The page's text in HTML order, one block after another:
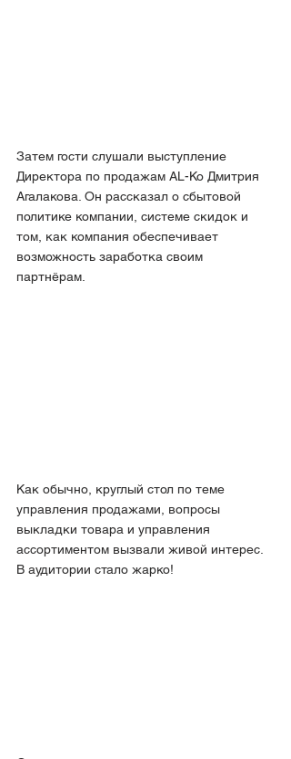
Затем гости слушали выступление
Директора по продажам AL-Ko Дмитрия
Агалакова. Он рассказал о сбытовой
политике компании, системе скидок и
том, как компания обеспечивает
возможность заработка своим
партнёрам.
Как обычно, круглый стол по теме
управления продажами, вопросы
выкладки товара и управления
ассортиментом вызвали живой интерес.
В аудитории стало жарко!